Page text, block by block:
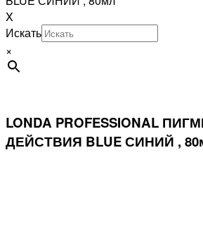
X
Искать
×
LONDA PROFESSIONAL
ДЕЙСТВИЯ BLUE СИНИЙ ,